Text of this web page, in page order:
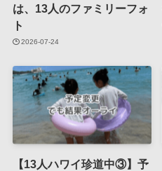
は、13人のファミリーフォ
ト
2026-07-24
【13人ハワイ珍道中③】予